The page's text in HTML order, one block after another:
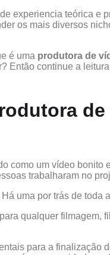
experiencia teórica e
os mais diversos
é uma produtora de
Então continue a
como um vídeo bonito
trabalharam no
uma por trás de toda
qualquer filmagem,
para a finalização